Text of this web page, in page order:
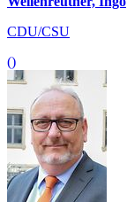
CDU/CSU
()